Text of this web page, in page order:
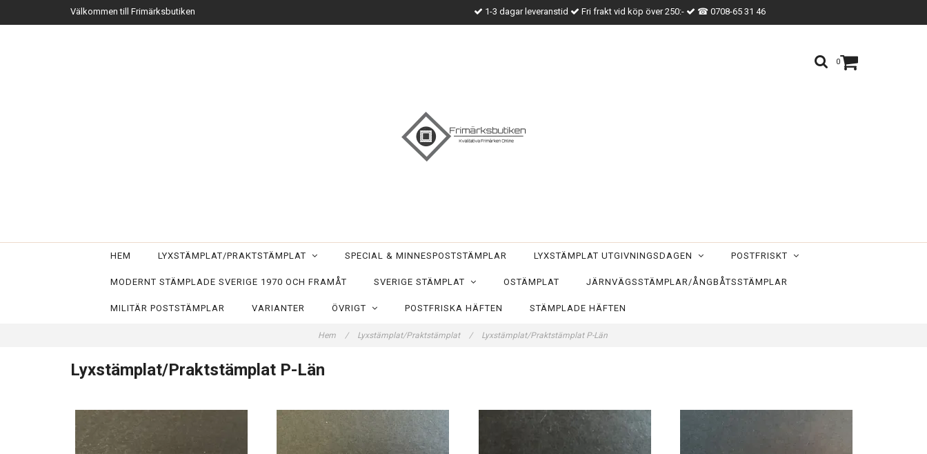
Välkommen till Frimärksbutiken 1-3 dagar leveranstid Fri frakt vid köp över 250:- ☎ 0708-65 31 46
0
HEM LYXSTÄMPLAT/PRAKTSTÄMPLAT SPECIAL & MINNESPOSTSTÄMPLAR LYXSTÄMPLAT UTGIVNINGSDAGEN POSTFRISKT
MODERNT STÄMPLADE SVERIGE 1970 OCH FRAMÅT SVERIGE STÄMPLAT OSTÄMPLAT JÄRNVÄGSSTÄMPLAR/ÅNGBÅTSSTÄMPLAR
MILITÄR POSTSTÄMPLAR VARIANTER ÖVRIGT POSTFRISKA HÄFTEN STÄMPLADE HÄFTEN
Hem / Lyxstämplat/Praktstämplat / Lyxstämplat/Praktstämplat P-Län
Lyxstämplat/Praktstämplat P-Län